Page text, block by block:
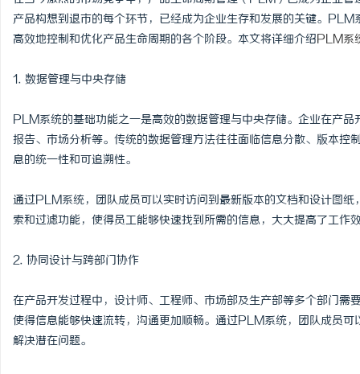
产品构想到退市的每个环节，已经成为企业生存和发展的关键。
高效地控制和优化产品生命周期的各个阶段。本文将详细介绍PLM系
1. 数据管理与中央存储
PLM系统的基础功能之一是高效的数据管理与中央存储。企业在产
报告、市场分析等。传统的数据管理方法往往面临信息分散、版本
息的统一性和可追溯性。
通过PLM系统，团队成员可以实时访问到最新版本的文档和设计图
索和过滤功能，使得员工能够快速找到所需的信息，大大提高了工作
2. 协同设计与跨部门协作
在产品开发过程中，设计师、工程师、市场部及生产部等多个部门
使得信息能够快速流转，沟通更加顺畅。通过PLM系统，团队成员
解决潜在问题。